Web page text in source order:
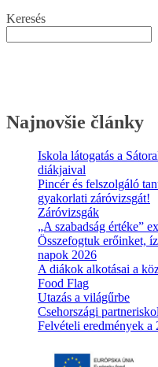
Keresés
Najnovšie články
Iskola látogatás a
diákjaival
Pincér és felszolgáló
gyakorlati záróvizsgát!
Záróvizsgák
„A szabadság értéke”
Összefogtuk erőinket,
napok 2026
A diákok alkotásai a
Food Flag
Utazás a világűrbe
Csehországi
Felvételi eredmények a